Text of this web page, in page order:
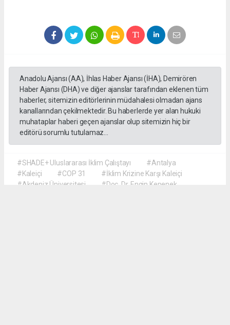
Anadolu Ajansı (AA), İhlas Haber Ajansı (İHA), Demirören
Haber Ajansı (DHA) ve diğer ajanslar tarafından eklenen tüm
haberler, sitemizin editörlerinin müdahalesi olmadan ajans
kanallarından çekilmektedir. Bu haberlerde yer alan hukuki
muhataplar haberi geçen ajanslar olup sitemizin hiç bir
editörü sorumlu tutulamaz...
#SHADE+ Uluslararası İklim Çalıştayı
#Antalya
#Kaleiçi
#COP 31
#İklim Krizine Karşı Kaleiçi
#Akdeniz Üniversitesi
#Doç. Dr. Engin Kepenek